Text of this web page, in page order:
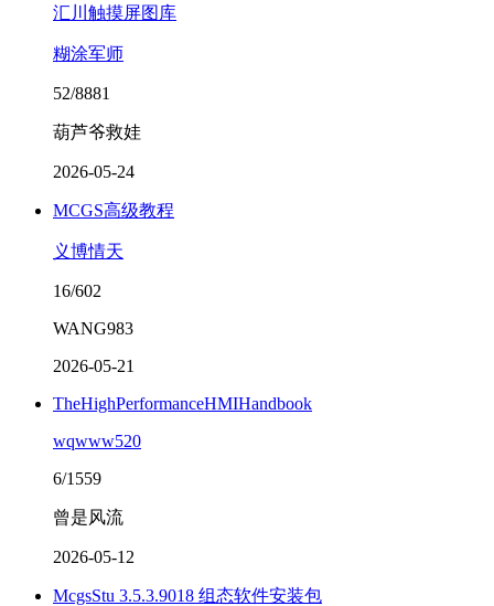
汇川触摸屏图库
糊涂军师
52/8881
葫芦爷救娃
2026-05-24
MCGS高级教程
义博情天
16/602
WANG983
2026-05-21
TheHighPerformanceHMIHandbook
wqwww520
6/1559
曾是风流
2026-05-12
McgsStu 3.5.3.9018 组态软件安装包